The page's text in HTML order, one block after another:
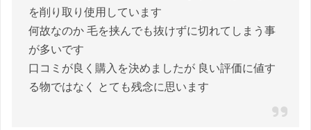
を削り取り使用しています
何故なのか 毛を挟んでも抜けずに切れてしまう事
が多いです
口コミが良く購入を決めましたが 良い評価に値す
る物ではなく とても残念に思います